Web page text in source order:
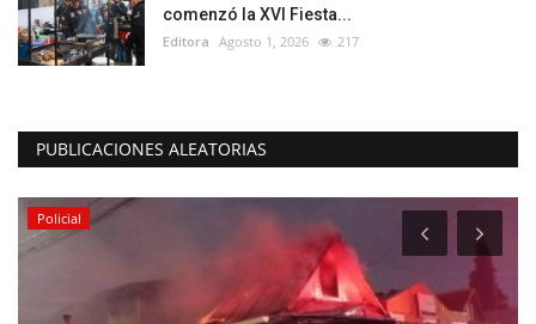
comenzó la XVI Fiesta...
Editora Agosto 1, 2026 217
PUBLICACIONES ALEATORIAS
Policial